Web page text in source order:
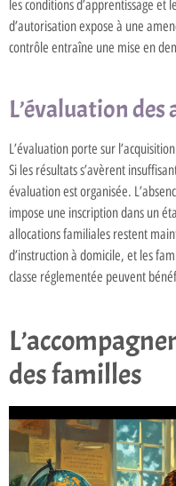
les conditions d’apprentissage et
d’autorisation expose à une
contrôle entraîne une mise en
L’évaluation des
L’évaluation porte sur
Si les résultats s’avèrent
évaluation est organisée.
impose une inscription dans un
allocations familiales restent
d’instruction à domicile, et les
classe réglementée peuvent
des familles